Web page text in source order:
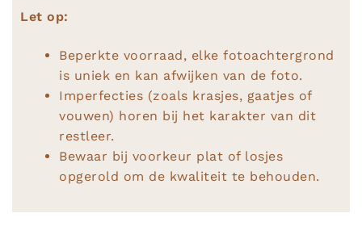
Let op:
Beperkte voorraad, elke fotoachtergrond
is uniek en kan afwijken van de foto.
Imperfecties (zoals krasjes, gaatjes of
vouwen) horen bij het karakter van dit
restleer.
Bewaar bij voorkeur plat of losjes
opgerold om de kwaliteit te behouden.